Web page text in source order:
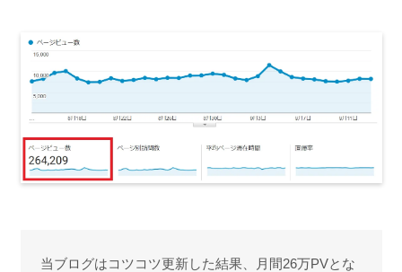
当ブログはコツコツ更新した結果、月間26万PVとな